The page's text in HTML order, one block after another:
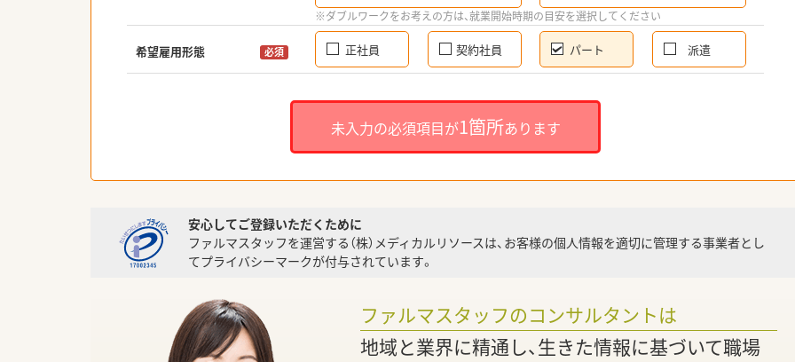
※ダブルワークをお考えの方は、就業開始時期の目安を選択してください
希望雇用形態 必須 正社員 契約社員 パート 派遣
未入力の必須項目が1箇所あります
安心してご登録いただくために
ファルマスタッフを運営する（株）メディカルリソースは、お客様の個人情報を適切に管理する事業者とし
てプライバシーマークが付与されています。
ファルマスタッフのコンサルタントは
地域と業界に精通し、生きた情報に基づいて職場